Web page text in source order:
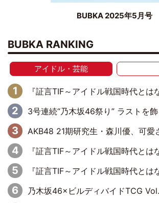
BUBKA 2025年5月号
BUBKA RANKING
アイドル・芸能
『証言TIF～アイドル戦国時代とはなんだったのか～』第6回：でんぱ組.inc・古川未鈴×相沢梨紗「『ハロプロやりたかったな』って言ったら、夢眠ねむ
3号連続“乃木坂46祭り” ラストを飾るのは賀喜遥香…5年ぶりの登場に「5年分大人
AKB48 21期研究生・森川優、可愛さも
『証言TIF～アイドル戦国時代とはなんだったのか～』第11回：私立恵比寿中学・真山りか×安本彩花「TIFで10年ぶりのキョンシーメイクをした
『証言TIF～アイドル戦国時代とはなんだったのか～』第10回：さくら学院・武藤彩未×飯田らうら「正直、中3で辞めるというの
乃木坂46×ビルディバイドTCG Vol.2公開 賀喜遥香＆田村真佑